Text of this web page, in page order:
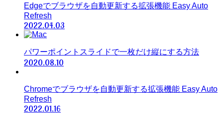
Edgeでブラウザを自動更新する拡張機能 Easy Auto
Refresh
2022.04.03
パワーポイントスライドで一枚だけ縦にする方法
2020.08.10
Chromeでブラウザを自動更新する拡張機能 Easy Auto
Refresh
2022.01.16